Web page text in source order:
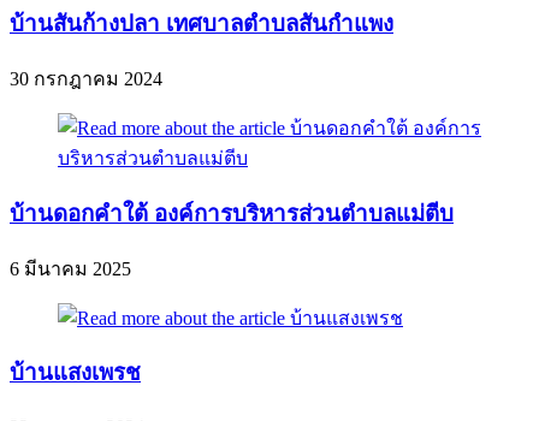
บ้านสันก้างปลา เทศบาลตำบลสันกำแพง
30 กรกฎาคม 2024
บ้านดอกคำใต้ องค์การบริหารส่วนตำบลแม่ตีบ
6 มีนาคม 2025
บ้านแสงเพรช